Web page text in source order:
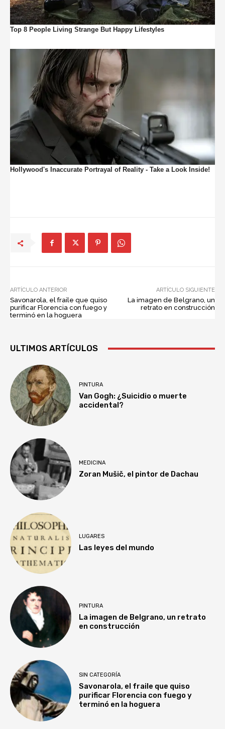
ARTÍCULO ANTERIOR
Savonarola, el fraile que quiso
purificar Florencia con fuego y
terminó en la hoguera
ARTÍCULO SIGUIENTE
La imagen de Belgrano, un
retrato en construcción
ULTIMOS ARTÍCULOS
PINTURA
Van Gogh: ¿Suicidio o muerte
accidental?
MEDICINA
Zoran Mušič, el pintor de Dachau
LUGARES
Las leyes del mundo
PINTURA
La imagen de Belgrano, un retrato
en construcción
SIN CATEGORÍA
Savonarola, el fraile que quiso
purificar Florencia con fuego y
terminó en la hoguera